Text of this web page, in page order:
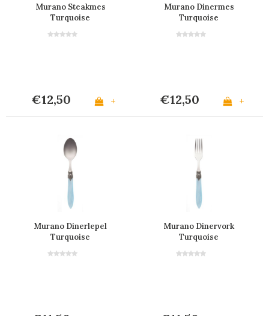
Murano Steakmes
Turquoise
€12,50 +
Murano Dinermes
Turquoise
€12,50 +
Murano Dinerlepel
Turquoise
Murano Dinervork
Turquoise